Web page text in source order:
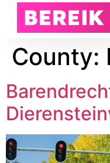
County: